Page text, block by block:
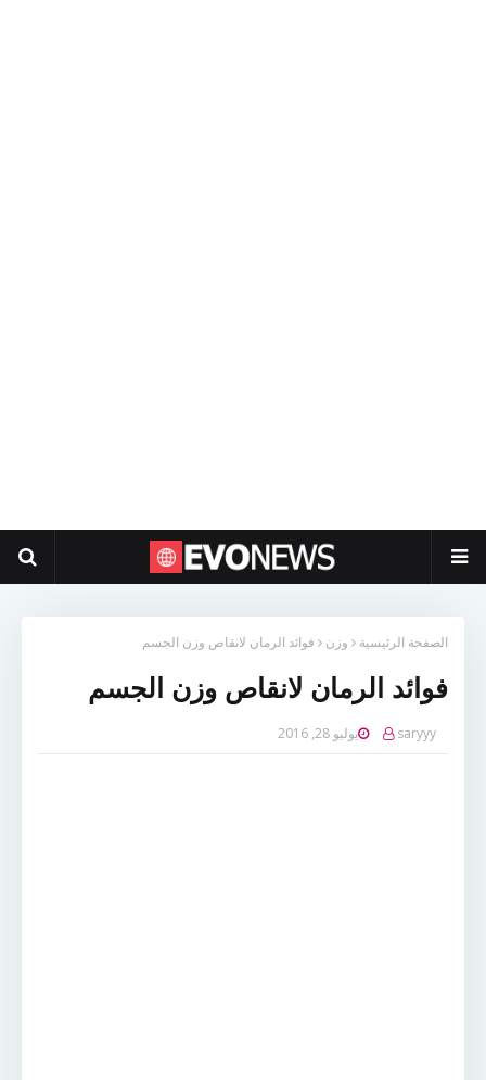
الصفحة الرئيسية وزن فوائد الرمان لانقاص وزن الجسم
فوائد الرمان لانقاص وزن الجسم
saryyy يوليو 28, 2016